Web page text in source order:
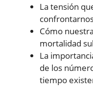
La tensión
Cómo
mortalidad
La
de los
tiempo